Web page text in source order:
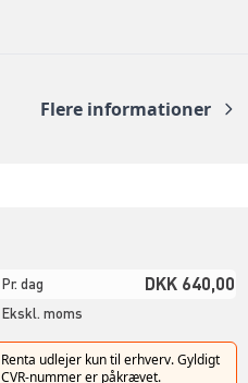
Flere informationer
Pr. dag DKK 640,00
Ekskl. moms
Renta udlejer kun til erhverv. Gyldigt
CVR-nummer er påkrævet.